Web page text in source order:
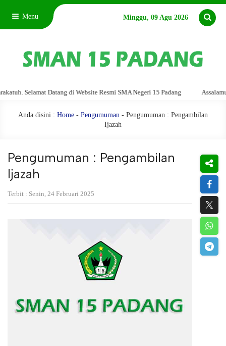
Menu Minggu, 09 Agu 2026
Datang di Website Resmi SMA Negeri 15 Padang
Anda disini : Home - Pengumuman - Pengumuman : Pengambilan
Ijazah
Pengumuman : Pengambilan
Ijazah
Terbit : Senin, 24 Februari 2025